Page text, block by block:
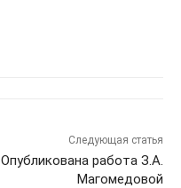
Следующая статья
Опубликована работа З.А.
Магомедовой